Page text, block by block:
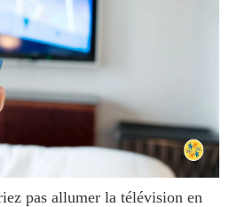
pas allumer la télévision en